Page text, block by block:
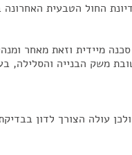
החול הטבעית
סכנה מיידית וזאת מאחר
משק הבנייה והסלילה,
עולה הצורך לדון